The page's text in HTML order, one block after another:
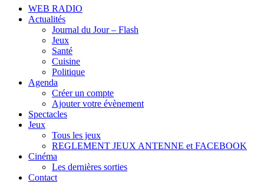
WEB RADIO
Actualités
Journal du Jour – Flash
Jeux
Santé
Cuisine
Politique
Agenda
Créer un compte
Ajouter votre évènement
Spectacles
Jeux
Tous les jeux
REGLEMENT JEUX ANTENNE et FACEBOOK
Cinéma
Les dernières sorties
Contact